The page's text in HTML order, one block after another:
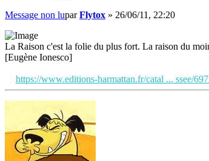
Message non luparFlytox » 26/06/11, 22:20
La Raison c'est la folie du plus fort. La raison du
[Eugène Ionesco]
https://www.editions-harmattan.fr/catal ... ssee/